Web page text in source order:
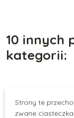
10 innych
kategorii:
Strony te
zwane